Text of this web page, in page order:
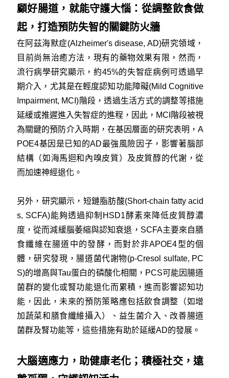
顧好腸道，就能守護大惱：從調整飲食做
起，打造預防失智的關鍵防火牆
在阿茲海默症(Alzheimer's disease, AD)研究領域，
目前尚無治癒方法，現有的藥物效果有限，然而，
流行病學研究顯示，約45%的失智症病例可透過早
期介入，尤其是在輕度認知功能障礙(Mild Cognitive
Impairment, MCI)階段，透過生活方式的調整等措施
延緩或推遲進入失智症的進程，因此，MCI階段被視
為關鍵的預防介入時期，在基因層面的研究表明，A
POE4基因是已知的AD最強風險因子，影響著腦部
結構（如海馬迴和內嗅皮質）及皮質醇的代謝，從
而加速神經退化。
另外，研究顯示，短鏈脂肪酸(Short-chain fatty acid
s, SCFA)能夠透過抑制HSD1酵素來降低皮質醇濃
度，從而減緩腦萎縮與認知衰退，SCFA主要來自膳
食纖維在腸道中的發酵，而對於非APOE4型的個
體，研究發現，腸道菌代謝物(p-Cresol sulfate, PC
S)的增高與Tau蛋白的磷酸化相關，PCS可能因腸道
菌群的變化或腎功能退化而累積，進而影響認知功
能，因此，未來的預防策略應包括飲食調整（如增
加蔬菜和膳食纖維攝入）、益生菌介入、改善腸道
菌群及腎功能等，這些措施有助於延緩AD的發展。
大腦適應力，助健康老化；積極社交，遠